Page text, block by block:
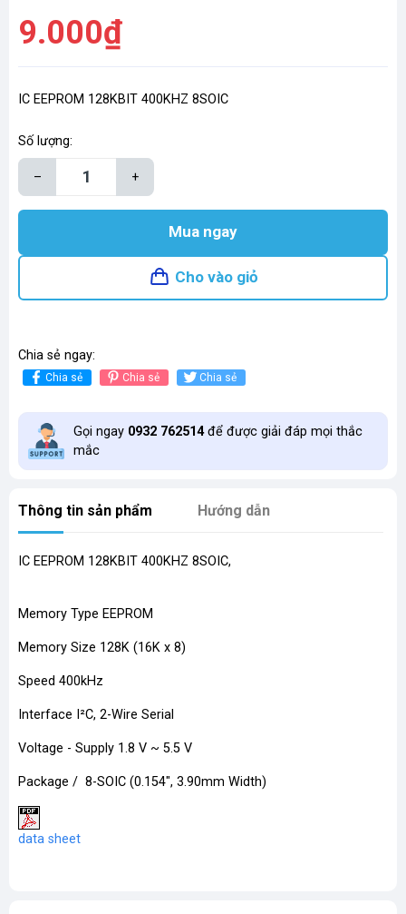
9.000₫
IC EEPROM 128KBIT 400KHZ 8SOIC
Số lượng:
– +
Mua ngay
Cho vào giỏ
Chia sẻ ngay:
Chia sẻ Chia sẻ Chia sẻ
Gọi ngay 0932 762514để được giải đáp mọi thắc
mắc
Thông tin sản phẩm Hướng dẫn
IC EEPROM 128KBIT 400KHZ 8SOIC,
Memory Type EEPROM
Memory Size 128K (16K x 8)
Speed 400kHz
Interface I²C, 2-Wire Serial
Voltage - Supply 1.8 V ~ 5.5 V
Package / 8-SOIC (0.154", 3.90mm Width)
data sheet